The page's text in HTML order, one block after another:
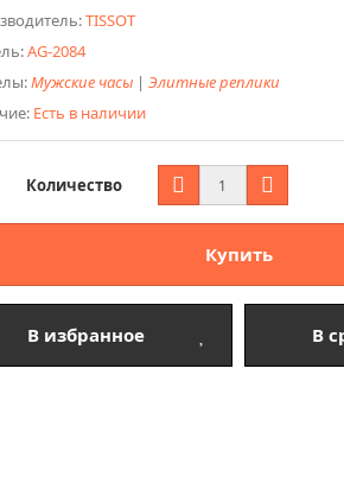
TISSOT
AG-2084
Мужские часы | Элитные реплики
Есть в наличии
Количество
Купить
В избранное В